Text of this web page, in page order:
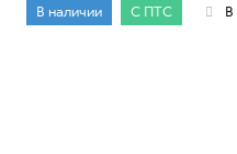
В наличии С ПТС В